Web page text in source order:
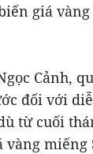
giá
Cảnh,
đối với
từ cuối
miếng